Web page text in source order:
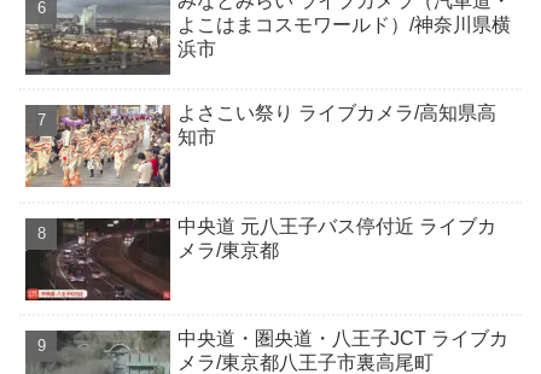
よこはまコスモワールド）/神奈川県横
浜市
よさこい祭り ライブカメラ/高知県高
知市
中央道 元八王子バス停付近 ライブカ
メラ/東京都
中央道・圏央道・八王子JCT ライブカ
メラ/東京都八王子市裏高尾町